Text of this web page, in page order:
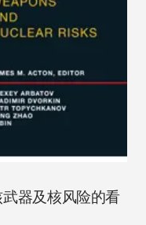
器及核风险的看